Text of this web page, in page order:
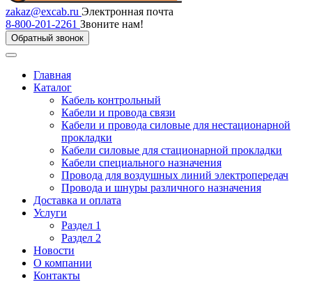
zakaz@excab.ru Электронная почта
8-800-201-2261 Звоните нам!
Обратный звонок
Главная
Каталог
Кабель контрольный
Кабели и провода связи
Кабели и провода силовые для нестационарной
прокладки
Кабели силовые для стационарной прокладки
Кабели специального назначения
Провода для воздушных линий электропередач
Провода и шнуры различного назначения
Доставка и оплата
Услуги
Раздел 1
Раздел 2
Новости
О компании
Контакты